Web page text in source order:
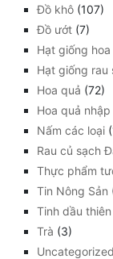
Đồ khô (107)
Đồ ướt (7)
Hạt giống hoa
Hạt giống rau
Hoa quả (72)
Hoa quả nhập
Nấm các loại
Rau củ sạch
Thực phẩm
Tin Nông Sản
Tinh dầu
Trà (3)
Uncategorized